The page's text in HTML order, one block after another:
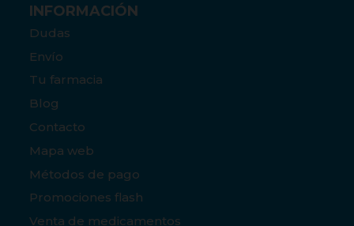
INFORMACIÓN
Dudas
Envío
Tu farmacia
Blog
Contacto
Mapa web
Métodos de pago
Promociones flash
Venta de medicamentos